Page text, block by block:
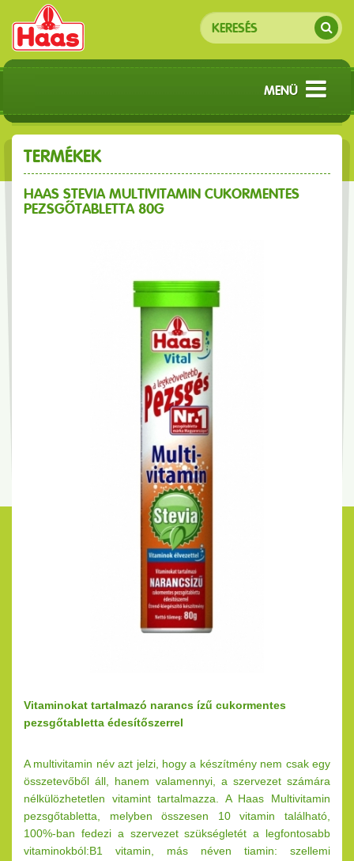
MENÜ
TERMÉKEK
HAAS STEVIA MULTIVITAMIN CUKORMENTES
PEZSGŐTABLETTA 80G
Vitaminokat tartalmazó narancs ízű cukormentes
pezsgőtabletta édesítőszerrel
A multivitamin név azt jelzi, hogy a készítmény nem csak egy
összetevőből áll, hanem valamennyi, a szervezet számára
nélkülözhetetlen vitamint tartalmazza. A Haas Multivitamin
pezsgőtabletta, melyben összesen 10 vitamin található,
100%-ban fedezi a szervezet szükségletét a legfontosabb
vitaminokból:B1 vitamin, más néven tiamin: szellemi